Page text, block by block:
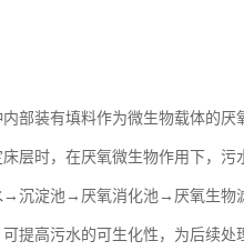
部装有填料作为微生物载体的
层时，在厌氧微生物作用下，
→沉淀池→厌氧消化池→厌氧生
提高污水的可生化性，为后续